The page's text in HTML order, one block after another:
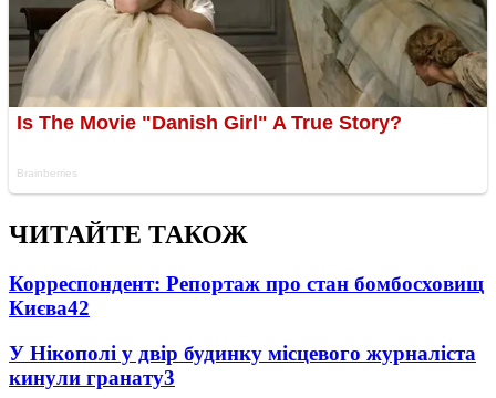
ЧИТАЙТЕ ТАКОЖ
Корреспондент: Репортаж про стан бомбосховищ
Києва42
У Нікополі у двір будинку місцевого журналіста
кинули гранату3